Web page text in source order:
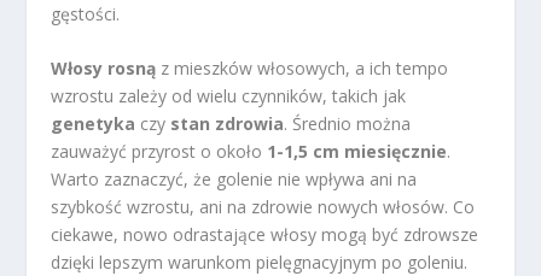
gęstości.
Włosy rosną z mieszków włosowych, a ich tempo
wzrostu zależy od wielu czynników, takich jak
genetyka czy stan zdrowia. Średnio można
zauważyć przyrost o około 1-1,5 cm miesięcznie.
Warto zaznaczyć, że golenie nie wpływa ani na
szybkość wzrostu, ani na zdrowie nowych włosów. Co
ciekawe, nowo odrastające włosy mogą być zdrowsze
dzięki lepszym warunkom pielęgnacyjnym po goleniu.